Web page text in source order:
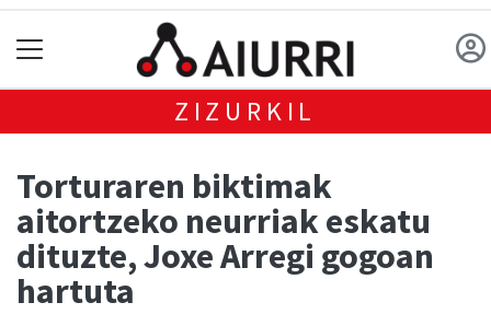
ZIZURKIL
Torturaren biktimak
aitortzeko neurriak eskatu
dituzte, Joxe Arregi gogoan
hartuta